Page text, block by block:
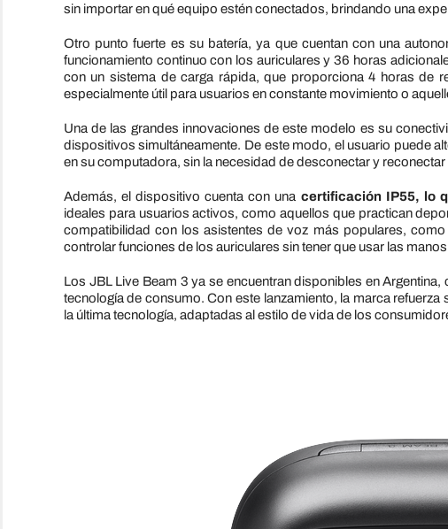
sin importar en qué equipo estén conectados, brindando una
Otro punto fuerte es su batería, ya que cuentan con una
funcionamiento continuo con los auriculares y 36 horas
con un sistema de carga rápida, que proporciona 4 horas de
especialmente útil para usuarios en constante movimiento o
Una de las grandes innovaciones de este modelo es su
dispositivos simultáneamente. De este modo, el usuario puede
en su computadora, sin la necesidad de desconectar y reconectar
Además, el dispositivo cuenta con una certificación IP55, lo
ideales para usuarios activos, como aquellos que practican
compatibilidad con los asistentes de voz más populares,
controlar funciones de los auriculares sin tener que usar las
Los JBL Live Beam 3 ya se encuentran disponibles en
tecnología de consumo. Con este lanzamiento, la marca
la última tecnología, adaptadas al estilo de vida de los